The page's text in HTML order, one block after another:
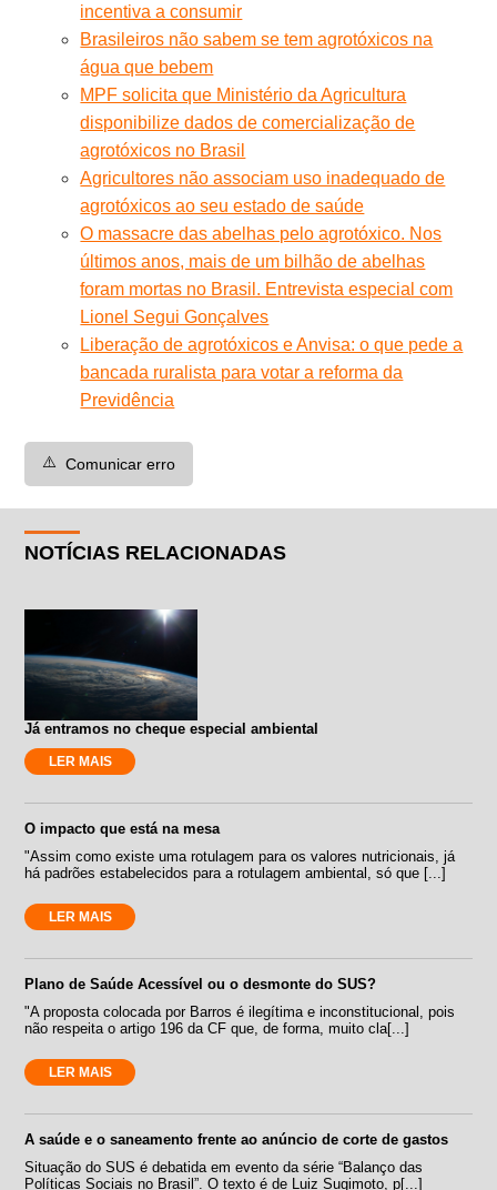
incentiva a consumir
Brasileiros não sabem se tem agrotóxicos na
água que bebem
MPF solicita que Ministério da Agricultura
disponibilize dados de comercialização de
agrotóxicos no Brasil
Agricultores não associam uso inadequado de
agrotóxicos ao seu estado de saúde
O massacre das abelhas pelo agrotóxico. Nos
últimos anos, mais de um bilhão de abelhas
foram mortas no Brasil. Entrevista especial com
Lionel Segui Gonçalves
Liberação de agrotóxicos e Anvisa: o que pede a
bancada ruralista para votar a reforma da
Previdência
⚠️ Comunicar erro
NOTÍCIAS RELACIONADAS
Já entramos no cheque especial ambiental
LER MAIS
O impacto que está na mesa
"Assim como existe uma rotulagem para os valores nutricionais, já
há padrões estabelecidos para a rotulagem ambiental, só que [...]
LER MAIS
Plano de Saúde Acessível ou o desmonte do SUS?
"A proposta colocada por Barros é ilegítima e inconstitucional, pois
não respeita o artigo 196 da CF que, de forma, muito cla[...]
LER MAIS
A saúde e o saneamento frente ao anúncio de corte de gastos
Situação do SUS é debatida em evento da série “Balanço das
Políticas Sociais no Brasil”. O texto é de Luiz Sugimoto, p[...]